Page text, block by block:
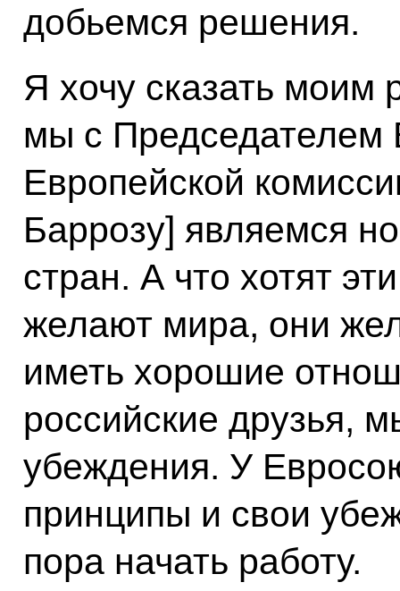
добьемся решения.
Я хочу сказать моим
мы с Председателем
Европейской
Баррозу] являемся
стран. А что хотят
желают мира, они
иметь хорошие
российские друзья,
убеждения. У
принципы и свои
пора начать работу.